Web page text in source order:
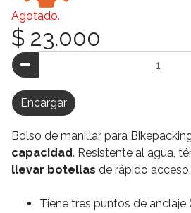
Agotado.
$ 23.000
Encargar
Bolso de manillar para
capacidad. Resistente al agua,
llevar botellas de rápido acceso.
Tiene tres puntos de anclaje